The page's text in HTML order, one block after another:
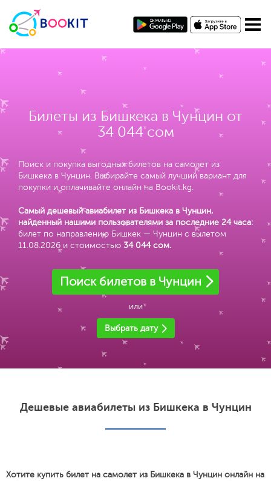
Билеты из Бишкека в Чунцин от
34 044 сом
Поиск и покупка выгодных билетов на самолет из
Бишкека в Чунцин. Выбирайте самый лучший вариант для
покупки и оплачивайте онлайн на Bookit.kg.
Самый дешевый авиабилет из Бишкека в Чунцин,
найденный нашими пользователями за последние 24 часа:
билет по направлению Бишкек — Чунцин с вылетом
11.08.2026 и стоимостью 34 044 сом.
Поиск билетов в Чунцин
или
Выбрать дату
Дешевые авиабилеты из Бишкека в Чунцин
Хотите купить билет на самолет из Бишкека в Чунцин онлайн на